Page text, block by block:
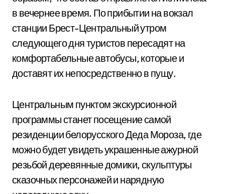
в вечернее время. По прибытии на вокзал
станции Брест-Центральный утром
следующего дня туристов пересадят на
комфортабельные автобусы, которые и
доставят их непосредственно в пущу.
Центральным пунктом экскурсионной
программы станет посещение самой
резиденции белорусского Деда Мороза, где
можно будет увидеть украшенные ажурной
резьбой деревянные домики, скульптуры
сказочных персонажей и нарядную